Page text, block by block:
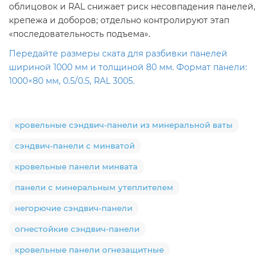
облицовок и RAL снижает риск несовпадения панелей,
крепежа и доборов; отдельно контролируют этап
«последовательность подъема».
Передайте размеры ската для разбивки панелей
шириной 1000 мм и толщиной 80 мм. Формат панели:
1000×80 мм, 0.5/0.5, RAL 3005.
кровельные сэндвич-панели из минеральной ваты
сэндвич-панели с минватой
кровельные панели минвата
панели с минеральным утеплителем
негорючие сэндвич-панели
огнестойкие сэндвич-панели
кровельные панели огнезащитные